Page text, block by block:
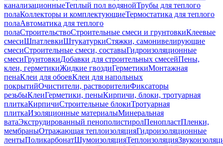
канализационныеТеплый пол водянойТрубы для теплого
полаКоллекторы и комплектующиеТермостатика для теплого
полаАвтоматика для теплого
полаСтроительствоСтроительные смеси и грунтовкиКлеевые
смесиШпатлевкиШтукатуркиСтяжки, самонивелирующие
смесиСтроительные смеси, составыГидроизоляционные
смесиГрунтовкиДобавки для строительных смесейПены,
клеи, герметикиЖидкие гвоздиГерметикиМонтажная
пенаКлеи для обоевКлеи для напольных
покрытийОчистители, растворителиФиксаторы
резьбыКлеиГерметики, пеныКирпичи, блоки, тротуарная
плиткаКирпичиСтроительные блокиТротуарная
плиткаИзоляционные материалыМинеральная
ватаЭкструдированный пенополистиролПенопластПленки,
мембраныОтражающая теплоизоляцияГидроизоляционные
лентыПоликарбонатШумоизоляцияТеплоизоляция